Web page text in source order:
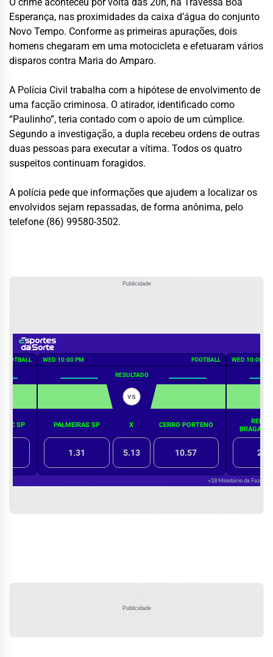
O crime aconteceu por volta das 20h, na Travessa Boa
Esperança, nas proximidades da caixa d’água do conjunto
Novo Tempo. Conforme as primeiras apurações, dois
homens chegaram em uma motocicleta e efetuaram vários
disparos contra Maria do Amparo.
A Polícia Civil trabalha com a hipótese de envolvimento de
uma facção criminosa. O atirador, identificado como
“Paulinho”, teria contado com o apoio de um cúmplice.
Segundo a investigação, a dupla recebeu ordens de outras
duas pessoas para executar a vítima. Todos os quatro
suspeitos continuam foragidos.
A polícia pede que informações que ajudem a localizar os
envolvidos sejam repassadas, de forma anônima, pelo
telefone (86) 99580-3502.
Publicidade
Publicidade